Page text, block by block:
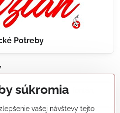
Potreby
bazénov, fontán,
súkromia
vašej návštevy tejto